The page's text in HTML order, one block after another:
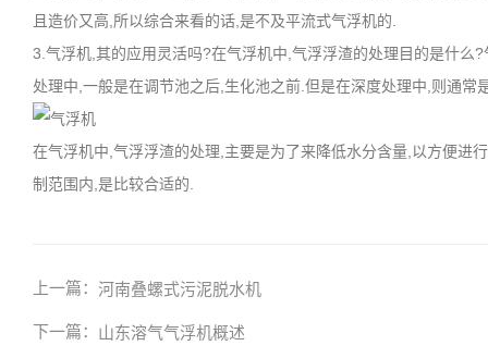
且造价又高,所以综合来看的话,是不及平流式气浮机的.
3.气浮机,其的应用灵活吗?在气浮机中,气浮浮渣的处理目的是什
处理中,一般是在调节池之后,生化池之前.但是在深度处理中,则通常
在气浮机中,气浮浮渣的处理,主要是为了来降低水分含量,以方便
制范围内,是比较合适的.
上一篇： 河南叠螺式污泥脱水机
下一篇： 山东溶气气浮机概述